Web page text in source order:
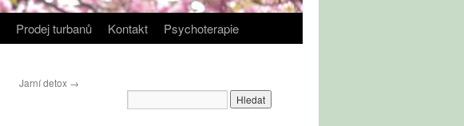
Prodej turbanů Kontakt Psychoterapie
Jarní detox →